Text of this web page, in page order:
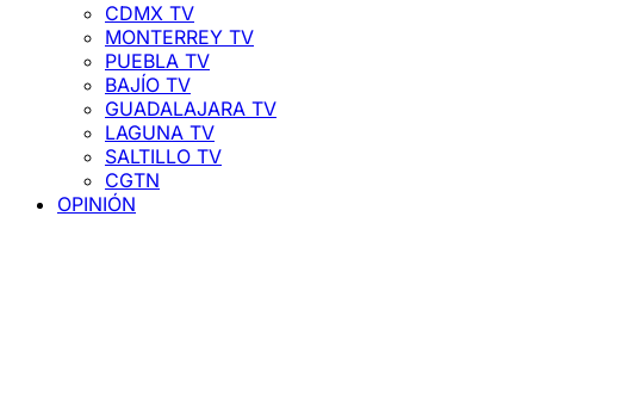
CDMX TV
MONTERREY TV
PUEBLA TV
BAJÍO TV
GUADALAJARA TV
LAGUNA TV
SALTILLO TV
CGTN
OPINIÓN